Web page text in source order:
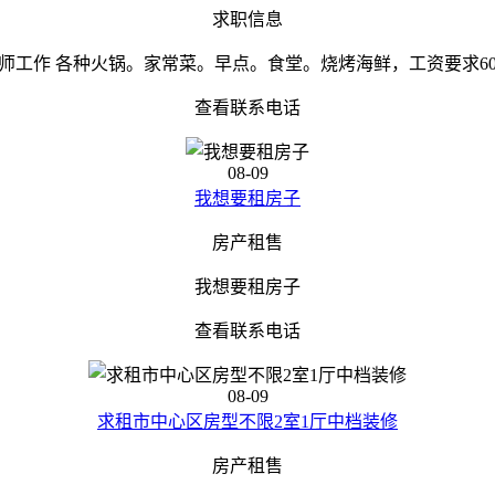
求职信息
工作 各种火锅。家常菜。早点。食堂。烧烤海鲜，工资要求
查看联系电话
08-09
我想要租房子
房产租售
我想要租房子
查看联系电话
08-09
求租市中心区房型不限2室1厅中档装修
房产租售